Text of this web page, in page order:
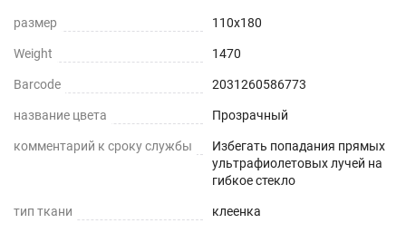
Приглушает звон столовых приборов.
Долговечно
До 5 лет использования
Гипоаллергенно
размер 110x180
Weight 1470
Barcode 2031260586773
название цвета Прозрачный
комментарий к сроку службы
Избегать попадания прямых
ультрафиолетовых лучей на
гибкое стекло
тип ткани клеенка